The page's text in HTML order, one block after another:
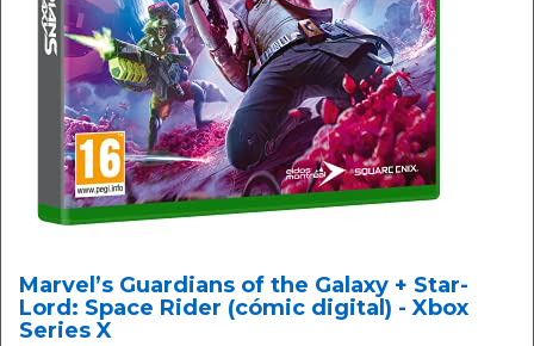
Marvel’s Guardians of the Galaxy + Star-
Lord: Space Rider (cómic digital) - Xbox
Series X